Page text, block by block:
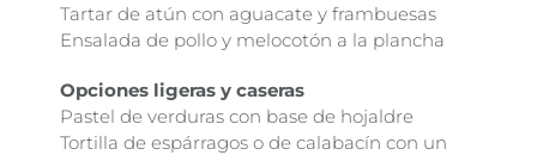
Tartar de atún con aguacate y frambuesas
Ensalada de pollo y melocotón a la plancha
Opciones ligeras y caseras
Pastel de verduras con base de hojaldre
Tortilla de espárragos o de calabacín con un